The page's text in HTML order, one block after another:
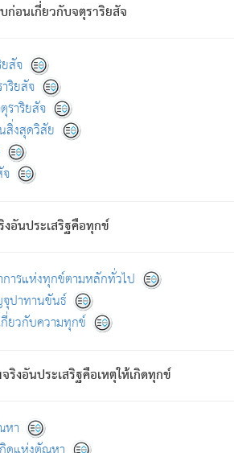
อนเกี่ยวกับจตุราริยสัจ
สัจ
ริยสัจ
าริยสัจ
สิ่งสุดวิสัย
อันประเสริฐคือทุกข์
ารแห่งทุกข์ตามหลักทั่วไป
ปาทานขันธ์
ยวกับความทุกข์
งอันประเสริฐคือเหตุให้เกิดทุกข์
า
เรากล่าวว่า สมณะหรือพราหมณ์ทั้งปวง
าะวิภพ[2]
: เรากล่าวว่า สมณะหรือพราหมณ์
และว่า สัตว์ผู้ยินดีในภพอันเป็นแล้วนั้น ย่อ
งปวง; ภพทั้งหลายทั้งหมดนั้น ไม่เที่ยง เป็นทุก
อมละภวตัณหาได้ และไม่เพลิดเพลินวิภวตัณ
ปแห่งตัณหาโดยประการทั้งปวง นั้นคือนิพพาน.
ปวงได้แล้ว เป็นผู้คงที่ (คือไม่เปลี่ยนแปลงอี
ตรัสรู้แล้วได้ 7 วัน)
กับตัวเล่มหนังสือต้นฉบับ ที่มีการพิมพ์ครั้งล่าสุด ก่อ